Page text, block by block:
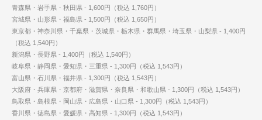
青森県・岩手県・秋田県 - 1,600円（税込 1,760円）
宮城県・山形県・福島県 - 1,500円（税込 1,650円）
東京都・神奈川県・千葉県・茨城県・栃木県・群馬県・埼玉県・山梨県 - 1,400円
（税込 1,540円）
新潟県・長野県 - 1,400円（税込 1,540円）
岐阜県・静岡県・愛知県・三重県 - 1,300円（税込 1,543円）
富山県・石川県・福井県 - 1,300円（税込 1,543円）
大阪府・兵庫県・京都府・滋賀県・奈良県・和歌山県 - 1,300円（税込 1,543円）
鳥取県・島根県・岡山県・広島県・山口県 - 1,300円（税込 1,543円）
香川県・徳島県・愛媛県・高知県 - 1,300円（税込 1,543円）